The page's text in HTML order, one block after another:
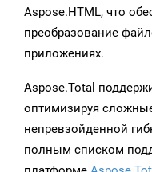
Aspose.HTML, что
преобразование
приложениях.
Aspose.Total
оптимизируя
непревзойденной
полным списком